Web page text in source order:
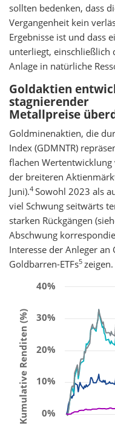
sollten bedenken, dass
Vergangenheit kein
Ergebnisse ist und dass
unterliegt, einschließlich
Anlage in natürliche
Goldaktien
stagnierender
Metallpreise
Goldminenaktien, die
Index (GDMNTR)
flachen
der breiteren
Juni).4 Sowohl 2023 als
viel Schwung seitwärts
starken Rückgängen
Abschwung
Interesse der Anleger an
Goldbarren-ETFs5 zeigen.
Kumulative Renditen (%) 0%
10%
20%
30%
40%